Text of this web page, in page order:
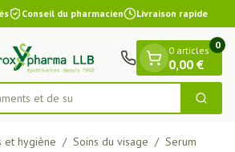
Conseil du pharmacien Livraison rapide
0 articles
0,00 €
0
et hygiène / Soins du visage / Serum